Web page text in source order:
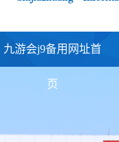
九游会j9备用网址首
页